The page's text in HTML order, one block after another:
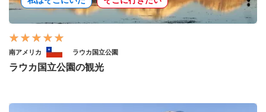
南アメリカ ラウカ国立公園
ラウカ国立公園の観光